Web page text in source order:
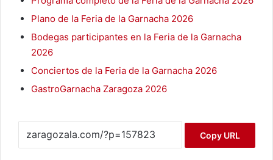
Plano de la Feria de la Garnacha 2026
Bodegas participantes en la Feria de la Garnacha
2026
Conciertos de la Feria de la Garnacha 2026
GastroGarnacha Zaragoza 2026
Copy URL